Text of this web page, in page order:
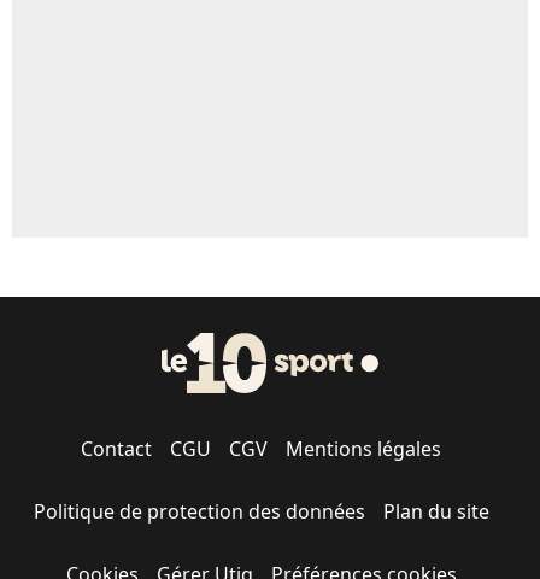
Contact CGU CGV Mentions légales
Politique de protection des données Plan du site